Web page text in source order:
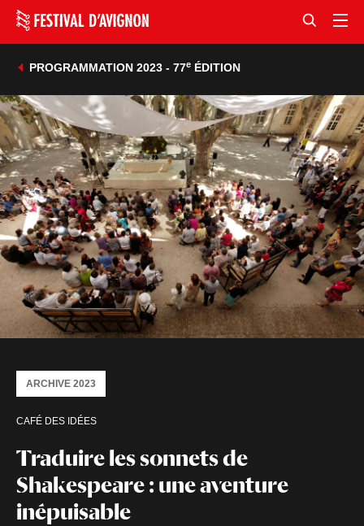
PROGRAMMATION 2023 - 77eÉDITION
Traduire les sonnets de
Shakespeare : une aventure
inépuisable
CAFÉ DES IDÉES
ARCHIVE 2023